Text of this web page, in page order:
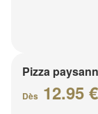
Pizza
Dès 12.95 €